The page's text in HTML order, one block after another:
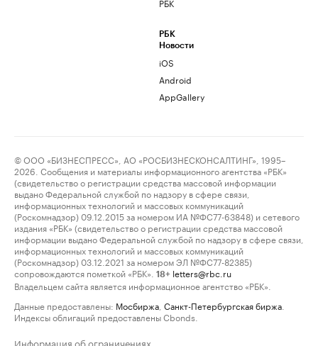
РБК
Новости
iOS
Android
AppGallery
© ООО «БИЗНЕСПРЕСС», АО «РОСБИЗНЕСКОНСАЛТИНГ», 1995–
2026. Сообщения и материалы информационного агентства «РБК»
(свидетельство о регистрации средства массовой информации
выдано Федеральной службой по надзору в сфере связи,
информационных технологий и массовых коммуникаций
(Роскомнадзор) 09.12.2015 за номером ИА №ФС77-63848) и сетевого
издания «РБК» (свидетельство о регистрации средства массовой
информации выдано Федеральной службой по надзору в сфере связи,
информационных технологий и массовых коммуникаций
(Роскомнадзор) 03.12.2021 за номером ЭЛ №ФС77-82385)
сопровождаются пометкой «РБК».
18+ letters@rbc.ru
Владельцем сайта является информационное агентство «РБК».
Данные предоставлены: Мосбиржа Санкт-Петербургская биржа
Индексы облигаций предоставлены Cbonds.
Информация об ограничениях